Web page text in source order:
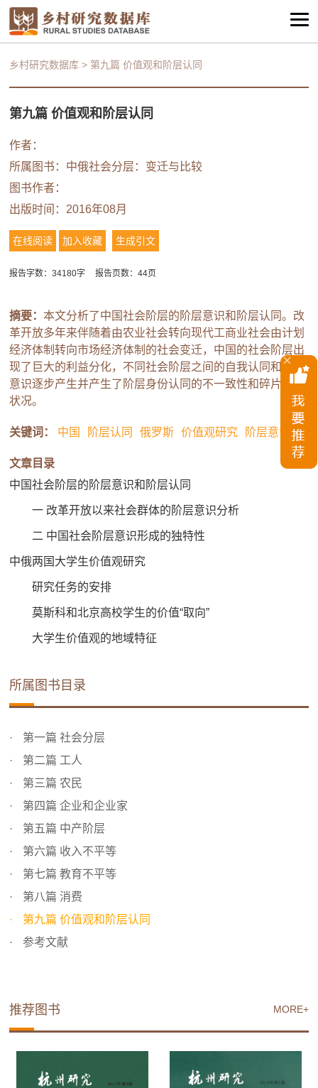
乡村研究数据库 > 第九篇 价值观和阶层认同
第九篇 价值观和阶层认同
作者：
所属图书： 中俄社会分层：变迁与比较
图书作者：
出版时间：2016年08月
在线阅读 加入收藏 生成引文
报告字数：34180字 报告页数：44页
摘要：本文分析了中国社会阶层的阶层意识和阶层认同。改
革开放多年来伴随着由农业社会转向现代工商业社会由计划
经济体制转向市场经济体制的社会变迁，中国的社会阶层出
现了巨大的利益分化，不同社会阶层之间的自我认同和群体
意识逐步产生并产生了阶层身份认同的不一致性和碎片化的
状况。
关键词： 中国 阶层认同 俄罗斯 价值观研究 阶层意识
文章目录
中国社会阶层的阶层意识和阶层认同
一 改革开放以来社会群体的阶层意识分析
二 中国社会阶层意识形成的独特性
中俄两国大学生价值观研究
研究任务的安排
莫斯科和北京高校学生的价值“取向”
大学生价值观的地域特征
所属图书目录
第一篇 社会分层
第二篇 工人
第三篇 农民
第四篇 企业和企业家
第五篇 中产阶层
第六篇 收入不平等
第七篇 教育不平等
第八篇 消费
第九篇 价值观和阶层认同
参考文献
MORE+
推荐图书